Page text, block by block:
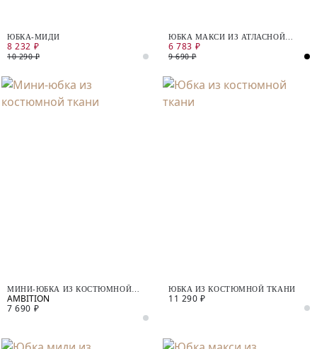
ЮБКА-МИДИ
8 232 ₽
10 290 ₽
ЮБКА МАКСИ ИЗ АТЛАСНОЙ
ТКАНИ
6 783 ₽
9 690 ₽
МИНИ-ЮБКА ИЗ КОСТЮМНОЙ
ТКАНИ
7 690 ₽
ЮБКА ИЗ КОСТЮМНОЙ ТКАНИ
11 290 ₽